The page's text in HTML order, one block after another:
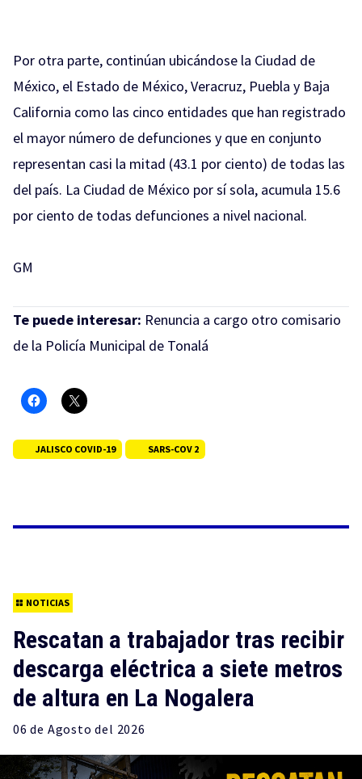
Por otra parte, continúan ubicándose la Ciudad de
México, el Estado de México, Veracruz, Puebla y Baja
California como las cinco entidades que han registrado
el mayor número de defunciones y que en conjunto
representan casi la mitad (43.1 por ciento) de todas las
del país. La Ciudad de México por sí sola, acumula 15.6
por ciento de todas defunciones a nivel nacional.
GM
Te puede interesar: Renuncia a cargo otro comisario
de la Policía Municipal de Tonalá
JALISCO COVID-19 SARS-COV 2
NOTICIAS
Rescatan a trabajador tras recibir
descarga eléctrica a siete metros
de altura en La Nogalera
06 de Agosto del 2026